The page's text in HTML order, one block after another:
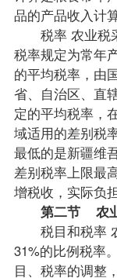
品的产品收入计算
税率 农业税采
税率规定为常年
的平均税率，由
省、自治区、直
定的平均税率，
域适用的差别税
最低的是新疆维
差别税率上限最
增税收，实际负
第二节 农
税目和税率 农
31%的比例税率
目、税率的调整